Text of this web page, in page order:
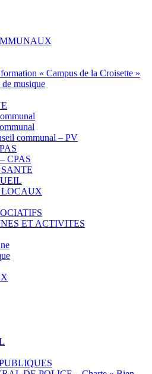
« Campus de la Croisette »
musique
communal – PV
CPAS
LOCAUX
ET ACTIVITES